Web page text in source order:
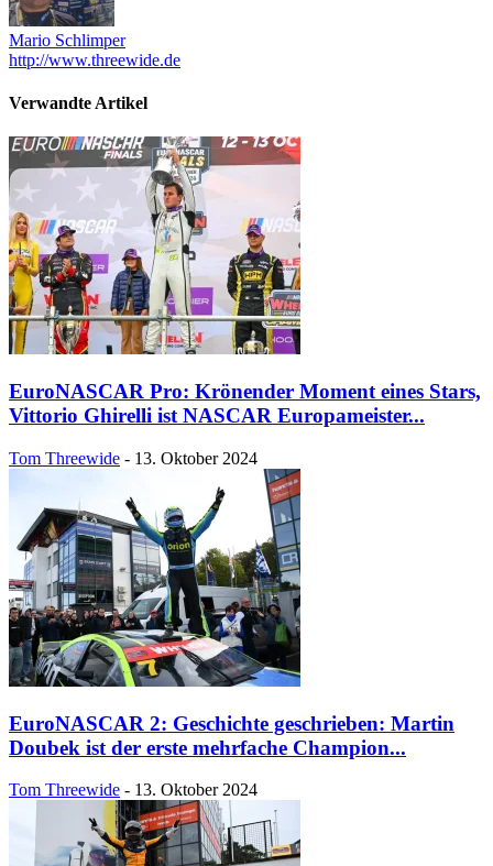
Mario Schlimper
http://www.threewide.de
Verwandte Artikel
EuroNASCAR Pro: Krönender Moment eines Stars,
Vittorio Ghirelli ist NASCAR Europameister...
Tom Threewide - 13. Oktober 2024
EuroNASCAR 2: Geschichte geschrieben: Martin
Doubek ist der erste mehrfache Champion...
Tom Threewide - 13. Oktober 2024